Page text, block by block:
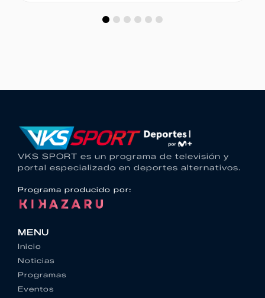
VKS SPORT es un programa de televisión y
portal especializado en deportes alternativos.
Programa producido por:
MENU
Inicio
Noticias
Programas
Eventos